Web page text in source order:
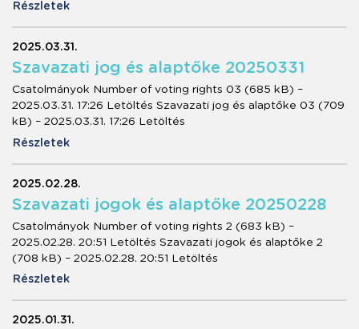
Részletek
2025.03.31.
Szavazati jog és alaptőke 20250331
Csatolmányok Number of voting rights 03 (685 kB) –
2025.03.31. 17:26 Letöltés Szavazati jog és alaptőke 03 (709
kB) – 2025.03.31. 17:26 Letöltés
Részletek
2025.02.28.
Szavazati jogok és alaptőke 20250228
Csatolmányok Number of voting rights 2 (683 kB) –
2025.02.28. 20:51 Letöltés Szavazati jogok és alaptőke 2
(708 kB) – 2025.02.28. 20:51 Letöltés
Részletek
2025.01.31.